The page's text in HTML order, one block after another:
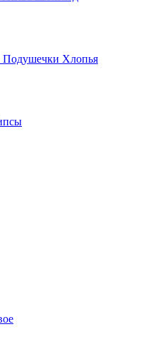
Подушечки Хлопья